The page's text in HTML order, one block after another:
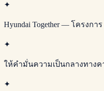
✦
Hyundai Together — โครงกา
✦
ให้คำมั่นความเป็นกลางทางค
✦